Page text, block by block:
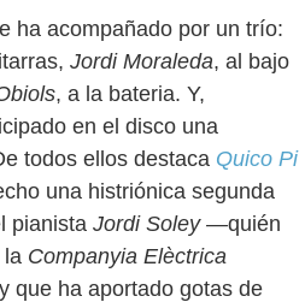
ha acompañado por un trío:
Jordi Moraleda, al bajo
, a la bateria. Y,
en el disco una
todos ellos destaca Quico Pi
una histriónica segunda
pianista Jordi Soley —quién
la Companyia Elèctrica
que ha aportado gotas de